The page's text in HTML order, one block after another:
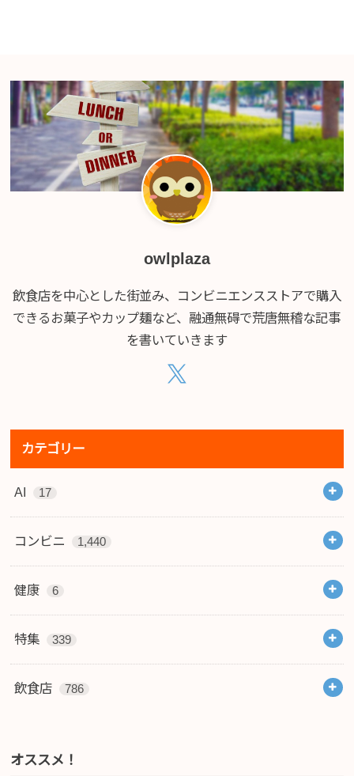
owlplaza
飲食店を中心とした街並み、コンビニエンスストアで購入
できるお菓子やカップ麺など、融通無碍で荒唐無稽な記事
を書いていきます
カテゴリー
AI 17
コンビニ 1,440
健康 6
特集 339
飲食店 786
オススメ！